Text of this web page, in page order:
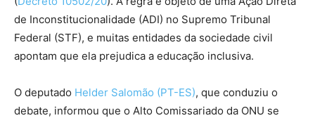
de Inconstitucionalidade (ADI) no Supremo Tribunal
Federal (STF), e muitas entidades da sociedade civil
apontam que ela prejudica a educação inclusiva.
O deputado Helder Salomão (PT-ES), que conduziu o
debate, informou que o Alto Comissariado da ONU se